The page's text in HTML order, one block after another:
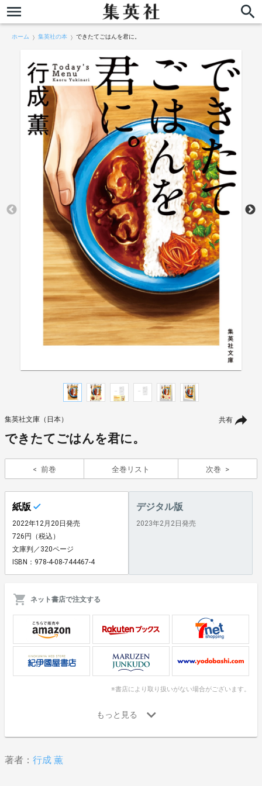
ホーム 集英社の本 できたてごはんを君に。
共有
集英社文庫（日本）
できたてごはんを君に。
前巻 全巻リスト 次巻
紙版
2022年12月20日発売
726円（税込）
文庫判／320ページ
ISBN：978-4-08-744467-4
デジタル版
2023年2月2日発売
ネット書店で注文する
※書店により取り扱いがない場合がございます。
著者： 行成 薫